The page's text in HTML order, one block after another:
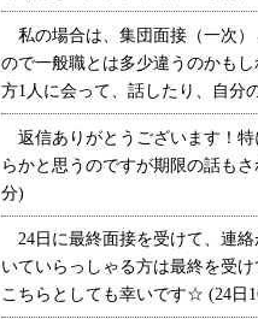
私の場合は、集団面接（一次
ので一般職とは多少違うのかも
方1人に会って、話したり、自分
返信ありがとうございます！特
らかと思うのですが期限の話も
分)
24日に最終面接を受けて、連
いていらっしゃる方は最終を受
こちらとしても幸いです☆ (24日